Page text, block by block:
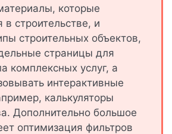
которые
в строительстве, и
строительных объектов,
страницы для
комплексных услуг, а
интерактивные
калькуляторы
Дополнительно большое
оптимизация фильтров